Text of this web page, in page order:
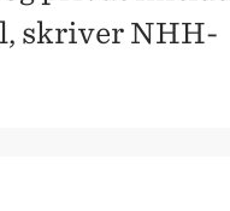
skriver NHH-